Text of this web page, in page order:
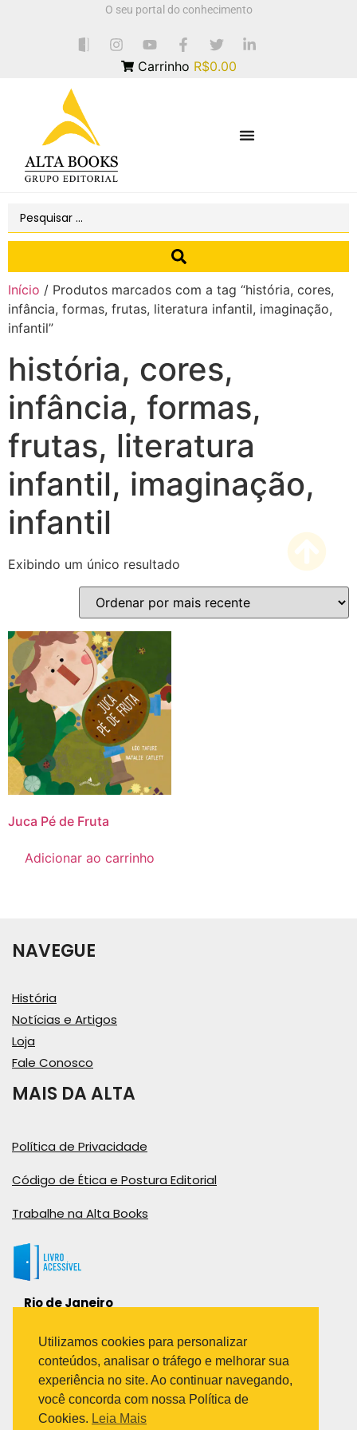
O seu portal do conhecimento
Carrinho R$0.00
Início / Produtos marcados com a tag “história, cores,
infância, formas, frutas, literatura infantil, imaginação,
infantil”
história, cores,
infância, formas,
frutas, literatura
infantil, imaginação,
infantil
Exibindo um único resultado
Juca Pé de Fruta
Adicionar ao carrinho
NAVEGUE
História
Notícias e Artigos
Loja
Fale Conosco
MAIS DA ALTA
Política de Privacidade
Código de Ética e Postura Editorial
Trabalhe na Alta Books
Rio de Janeiro
Bairro Industrial do Jacaré
Rio de Janeiro – RJ – CEP: 20970-031
Telefone:
(21) 3278-8069
(21) 3995-7512
Utilizamos cookies para personalizar
conteúdos, analisar o tráfego e melhorar sua
experiência no site. Ao continuar navegando,
você concorda com nossa Política de
Cookies. Leia Mais